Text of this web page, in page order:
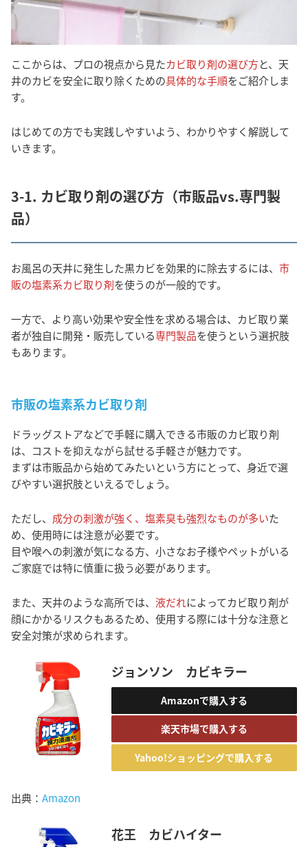
ここからは、プロの視点から見たカビ取り剤の選び方と、天
井のカビを安全に取り除くための具体的な手順をご紹介しま
す。
はじめての方でも実践しやすいよう、わかりやすく解説して
いきます。
3-1. カビ取り剤の選び方（市販品vs.専門製
品）
お風呂の天井に発生した黒カビを効果的に除去するには、 市
販の塩素系カビ取り剤を使うのが一般的です。
一方で、より高い効果や安全性を求める場合は、カビ取り業
者が独自に開発・販売している専門製品を使うという選択肢
もあります。
市販の塩素系カビ取り剤
ドラッグストアなどで手軽に購入できる市販のカビ取り剤
は、コストを抑えながら試せる手軽さが魅力です。
まずは市販品から始めてみたいという方にとって、身近で選
びやすい選択肢といえるでしょう。
ただし、 成分の刺激が強く、塩素臭も強烈なものが多いた
め、使用時には注意が必要です。
目や喉への刺激が気になる方、小さなお子様やペットがいる
ご家庭では特に慎重に扱う必要があります。
また、天井のような高所では、 液だれによってカビ取り剤が
顔にかかるリスクもあるため、使用する際には十分な注意と
安全対策が求められます。
ジョンソン カビキラー
Amazonで購入する
楽天市場で購入する
Yahoo!ショッピングで購入する
出典： Amazon
花王 カビハイター